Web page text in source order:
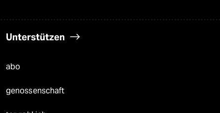
Unterstützen
abo
genossenschaft